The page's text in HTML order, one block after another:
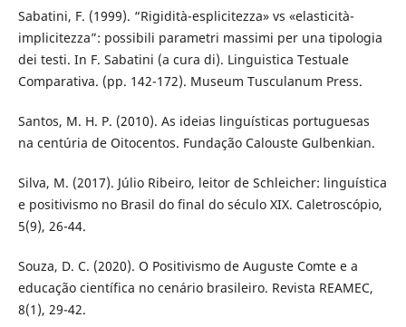
Sabatini, F. (1999). “Rigidità-esplicitezza» vs «elasticità-
implicitezza”: possibili parametri massimi per una tipologia
dei testi. In F. Sabatini (a cura di). Linguistica Testuale
Comparativa. (pp. 142-172). Museum Tusculanum Press.
Santos, M. H. P. (2010). As ideias linguísticas portuguesas
na centúria de Oitocentos. Fundação Calouste Gulbenkian.
Silva, M. (2017). Júlio Ribeiro, leitor de Schleicher: linguística
e positivismo no Brasil do final do século XIX. Caletroscópio,
5(9), 26-44.
Souza, D. C. (2020). O Positivismo de Auguste Comte e a
educação científica no cenário brasileiro. Revista REAMEC,
8(1), 29-42.